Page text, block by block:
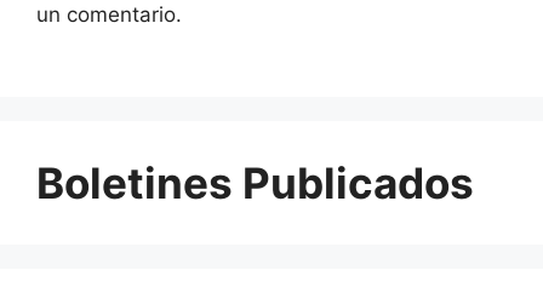
un comentario.
Boletines Publicados